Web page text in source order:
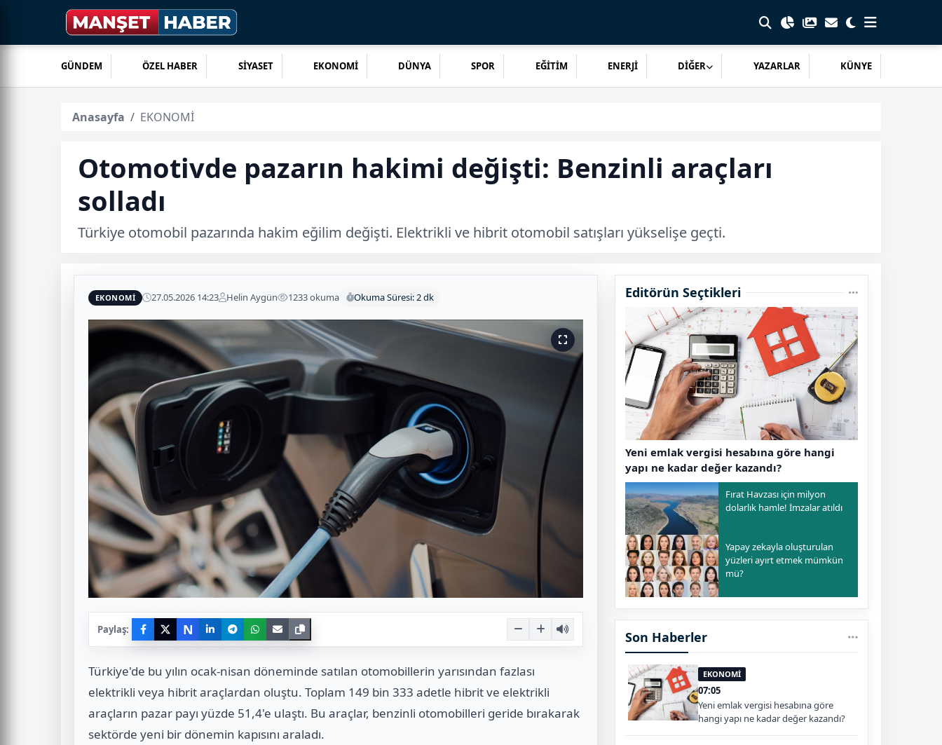
GÜNDEM ÖZEL HABER SİYASET EKONOMİ DÜNYA SPOR EĞİTİM ENERJİ DİĞER YAZARLAR KÜNYE
Anasayfa EKONOMİ
Otomotivde pazarın hakimi değişti: Benzinli araçları
solladı
Türkiye otomobil pazarında hakim eğilim değişti. Elektrikli ve hibrit otomobil satışları yükselişe geçti.
EKONOMİ 27.05.2026 14:23 Helin Aygün 1233 okuma Okuma Süresi: 2 dk
Paylaş: N
Türkiye'de bu yılın ocak-nisan döneminde satılan otomobillerin yarısından fazlası
elektrikli veya hibrit araçlardan oluştu. Toplam 149 bin 333 adetle hibrit ve elektrikli
araçların pazar payı yüzde 51,4'e ulaştı. Bu araçlar, benzinli otomobilleri geride bırakarak
sektörde yeni bir dönemin kapısını araladı.
Editörün Seçtikleri
Yeni emlak vergisi hesabına göre hangi
yapı ne kadar değer kazandı?
Fırat Havzası için milyon
dolarlık hamle! İmzalar atıldı
Yapay zekayla oluşturulan
yüzleri ayırt etmek mümkün
mü?
Son Haberler
EKONOMİ
07:05
Yeni emlak vergisi hesabına göre
hangi yapı ne kadar değer kazandı?